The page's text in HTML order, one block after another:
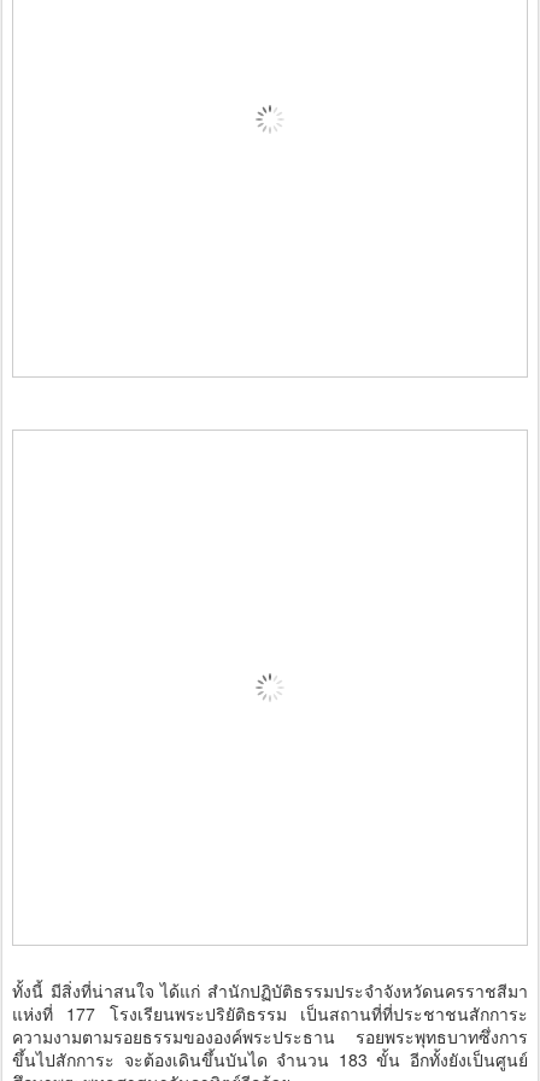
ทั้งนี้ มีสิ่งที่น่าสนใจ ได้แก่ สำนักปฏิบัติธรรมประจำจังหวัดนครราชสีมา
แห่งที่ 177 โรงเรียนพระปริยัติธรรม เป็นสถานที่ที่ประชาชนสักการะ
ความงามตามรอยธรรมขององค์พระประธาน รอยพระพุทธบาทซึ่งการ
ขึ้นไปสักการะ จะต้องเดินขึ้นบันได จำนวน 183 ขั้น อีกทั้งยังเป็นศูนย์